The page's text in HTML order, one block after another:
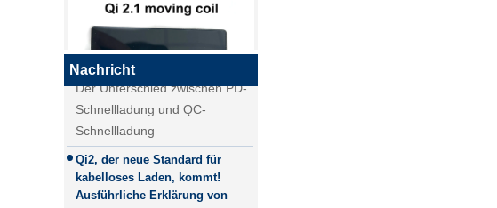
Qi2.1 15W QI 2.1 Moving Coil
Wireless Ladegerät
Abnehmbares drahtloses
Ladegerät
Nachricht
Der Unterschied zwischen PD-
Schnellladung und QC-
Schnellladung
Der Unterschied zwischen PD-
Schnellladung und QC-
Schnellladung
Qi2, der neue Standard für
kabelloses Laden, kommt!
Ausführliche Erklärung von
MPP